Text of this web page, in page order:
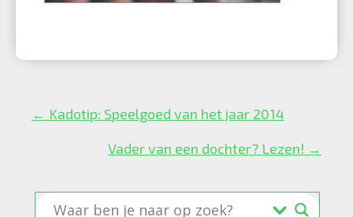
Posts
navigation
← Kadotip: Speelgoed van het jaar 2014
Vader van een dochter? Lezen! →